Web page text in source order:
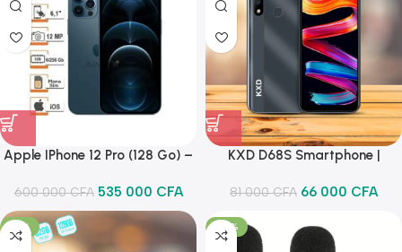
Apple IPhone 12 Pro (128 Go) –
600 000CFA 535 000 CFA
KXD D68S Smartphone |
8MP | Dual SIM | NOIR
81 000CFA 66 000 CFA
-16% -39%